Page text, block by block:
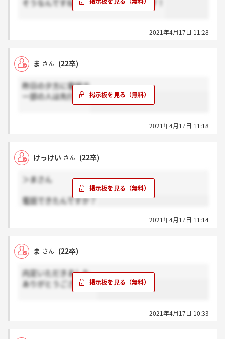
そうなんですね！おめでとうございます！
2021年4月17日 11:28
ま さん (22卒)
昨日の夕方に電話で
一部の人は先行して
2021年4月17日 11:18
けっけい さん (22卒)
＞まさん
電話できたんですか？
2021年4月17日 11:14
ま さん (22卒)
内定いただきました
ありがとうございます
2021年4月17日 10:33